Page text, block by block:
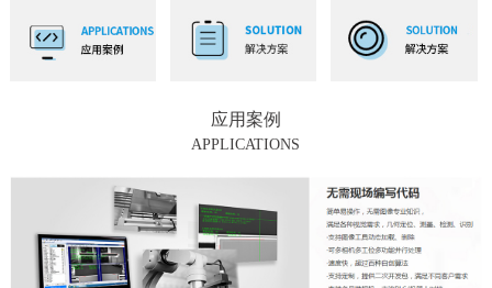
应用案例
APPLICATIONS